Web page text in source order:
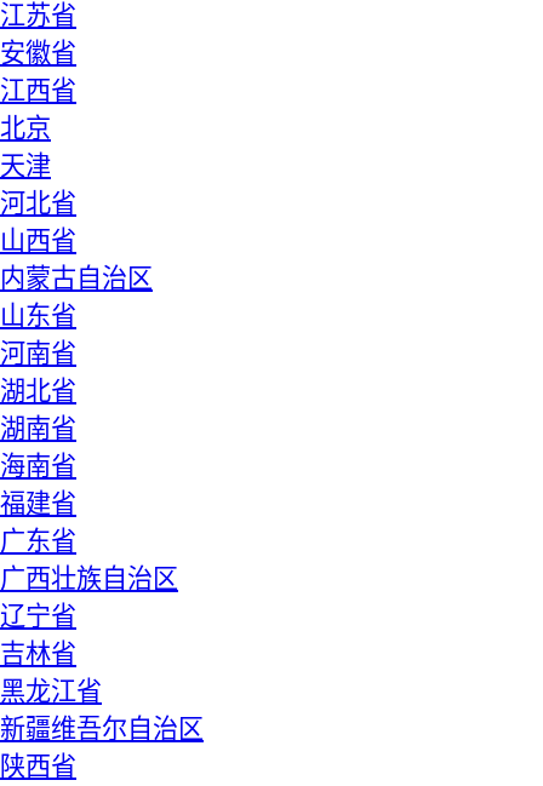
江苏省
安徽省
江西省
北京
天津
河北省
山西省
内蒙古自治区
山东省
河南省
湖北省
湖南省
海南省
福建省
广东省
广西壮族自治区
辽宁省
吉林省
黑龙江省
新疆维吾尔自治区
陕西省